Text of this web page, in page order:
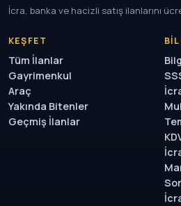
İcra, banka ve hacizli satış ilanlarını
KEŞFET
Tüm İlanlar
Gayrimenkul
Araç
Yakında Bitenler
Geçmiş İlanlar